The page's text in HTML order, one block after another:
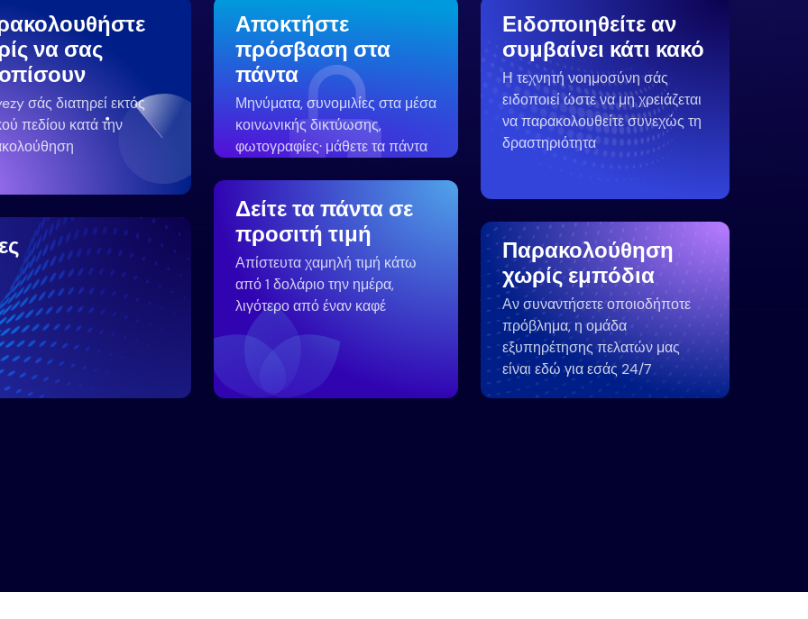
να σας
σάς διατηρεί εκτός
πεδίου κατά την
Αποκτήστε
πρόσβαση στα
πάντα
Μηνύματα, συνομιλίες στα μέσα
κοινωνικής δικτύωσης,
φωτογραφίες· μάθετε τα πάντα
Δείτε τα πάντα σε
προσιτή τιμή
Απίστευτα χαμηλή τιμή κάτω
από 1 δολάριο την ημέρα,
λιγότερο από έναν καφέ
Ειδοποιηθείτε αν
συμβαίνει κάτι κακό
Η τεχνητή νοημοσύνη σάς
ειδοποιεί ώστε να μη χρειάζεται
να παρακολουθείτε συνεχώς τη
δραστηριότητα
Παρακολούθηση
χωρίς εμπόδια
Αν συναντήσετε οποιοδήποτε
πρόβλημα, η ομάδα
εξυπηρέτησης πελατών μας
είναι εδώ για εσάς 24/7